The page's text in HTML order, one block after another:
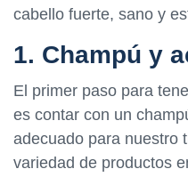
cabello fuerte, sano y
1. Champú y
El primer paso para
es contar con un
adecuado para nuestro
variedad de productos